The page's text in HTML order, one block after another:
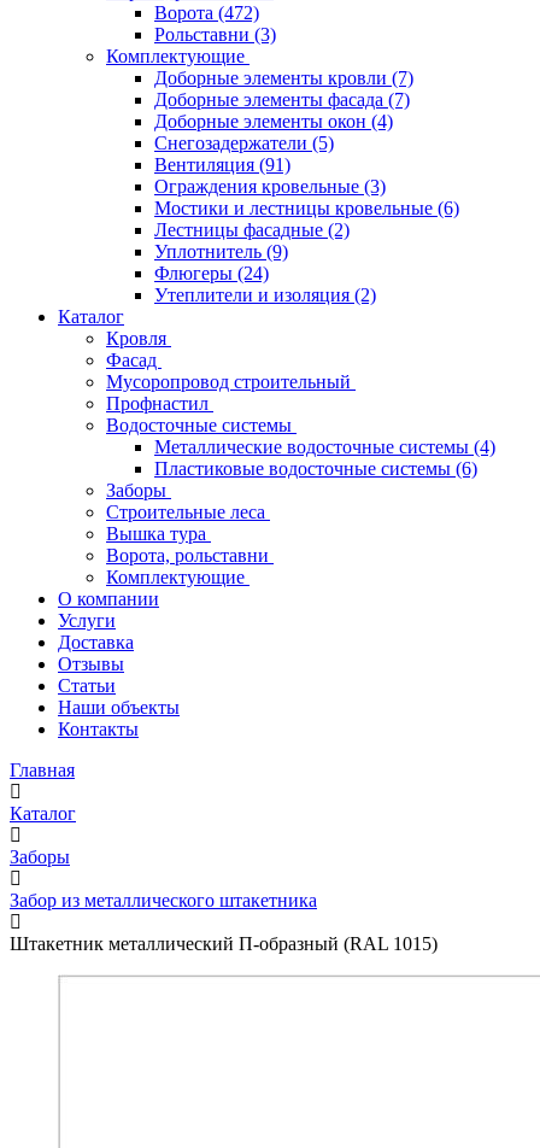
Ворота (472)
Рольставни (3)
Комплектующие
Доборные элементы кровли (7)
Доборные элементы фасада (7)
Доборные элементы окон (4)
Снегозадержатели (5)
Вентиляция (91)
Ограждения кровельные (3)
Мостики и лестницы кровельные (6)
Лестницы фасадные (2)
Уплотнитель (9)
Флюгеры (24)
Утеплители и изоляция (2)
Каталог
Кровля
Фасад
Мусоропровод строительный
Профнастил
Водосточные системы
Металлические водосточные системы (4)
Пластиковые водосточные системы (6)
Заборы
Строительные леса
Вышка тура
Ворота, рольставни
Комплектующие
О компании
Услуги
Доставка
Отзывы
Статьи
Наши объекты
Контакты
Главная
Каталог
Заборы
Забор из металлического штакетника
Штакетник металлический П-образный (RAL 1015)